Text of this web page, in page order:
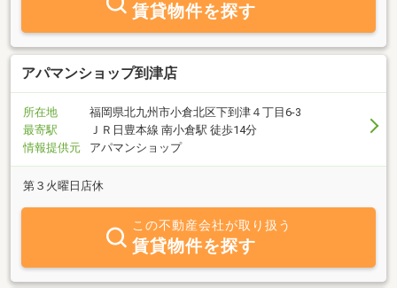
賃貸物件を探す
アパマンショップ到津店
所在地
福岡県北九州市小倉北区下到津４丁目6-3
最寄駅
ＪＲ日豊本線 南小倉駅 徒歩14分
情報提供元
アパマンショップ
第３火曜日店休
この不動産会社が取り扱う
賃貸物件を探す